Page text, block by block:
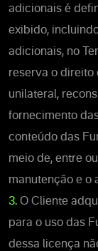
adicionais é
exibido,
adicionais, no
reserva o direito
unilateral,
fornecimento
conteúdo das
meio de, entre
manutenção e o
3. O Cliente
para o uso das
dessa licença